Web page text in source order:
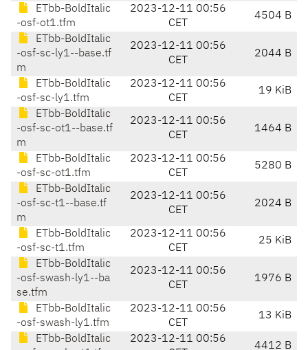
ETbb-BoldItalic
-osf-ot1.tfm
2023-12-11 00:56
CET
4504 B
ETbb-BoldItalic
-osf-sc-ly1--base.tf
m
2023-12-11 00:56
CET
2044 B
ETbb-BoldItalic
-osf-sc-ly1.tfm
2023-12-11 00:56
CET
19 KiB
ETbb-BoldItalic
-osf-sc-ot1--base.tf
m
2023-12-11 00:56
CET
1464 B
ETbb-BoldItalic
-osf-sc-ot1.tfm
2023-12-11 00:56
CET
5280 B
ETbb-BoldItalic
-osf-sc-t1--base.tf
m
2023-12-11 00:56
CET
2024 B
ETbb-BoldItalic
-osf-sc-t1.tfm
2023-12-11 00:56
CET
25 KiB
ETbb-BoldItalic
-osf-swash-ly1--ba
se.tfm
2023-12-11 00:56
CET
1976 B
ETbb-BoldItalic
-osf-swash-ly1.tfm
2023-12-11 00:56
CET
13 KiB
ETbb-BoldItalic
2023-12-11 00:56
4412 B